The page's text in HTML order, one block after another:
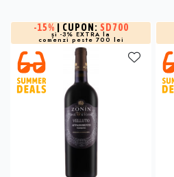
-15% | CUPON: SD700
și -3% EXTRA la
comenzi peste 700 lei